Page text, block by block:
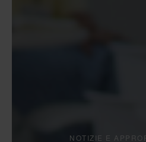
NOTIZIE E